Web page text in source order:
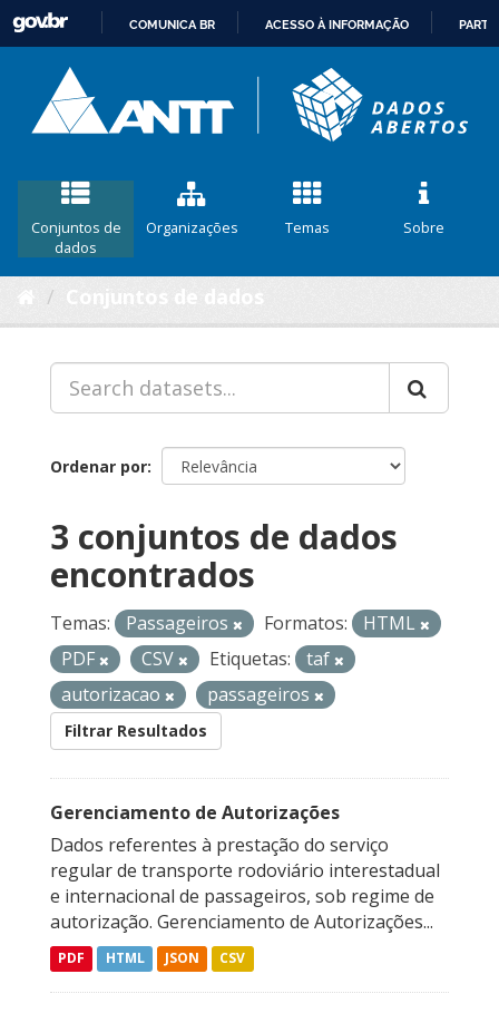
CONTEÚDO
COMUNICA BR ACESSO À INFORMAÇÃO
Conjuntos de
dados
Organizações Temas Sobre
Ordenar por
3 conjuntos de dados
encontrados
Temas: Passageiros Formatos:
HTML
PDF
CSV Etiquetas:
taf
autorizacao
passageiros
Filtrar Resultados
Gerenciamento de Autorizações
Dados referentes à prestação do serviço
regular de transporte rodoviário interestadual
e internacional de passageiros, sob regime de
autorização. Gerenciamento de Autorizações...
PDF HTML JSON CSV